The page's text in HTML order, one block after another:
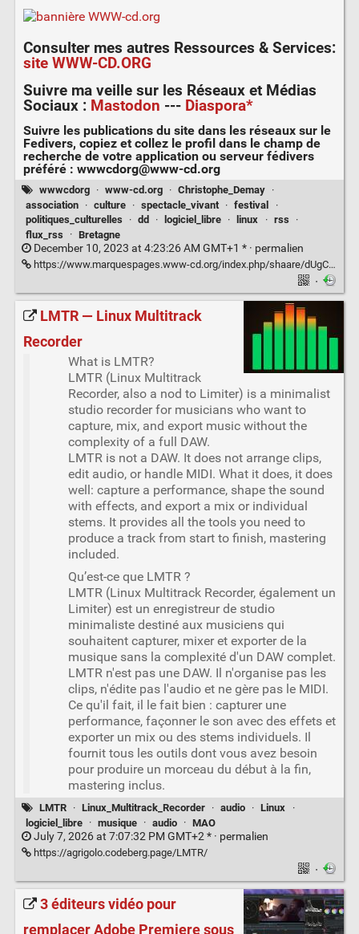
Consulter mes autres Ressources & Services:
site WWW-CD.ORG
Suivre ma veille sur les Réseaux et Médias
Sociaux: Mastodon --- Diaspora*
Suivre les publications du site dans les réseaux sur le
Fedivers, copiez et collez le profil dans le champ de
recherche de votre application ou serveur fédivers
préféré : wwwcdorg@www-cd.org
wwwcdorg · www-cd.org · Christophe_Demay ·
association
· culture · spectacle_vivant · festival
·
politiques_culturelles
· dd · logiciel_libre · linux · rss
·
flux_rss
· Bretagne
December 10, 2023 at 4:23:26 AM GMT+1 * · permalien
https://www.marquespages.www-cd.org/index.php/shaare/dUgCxQ
·
LMTR — Linux Multitrack
Recorder
What is LMTR?
LMTR (Linux Multitrack
Recorder, also a nod to Limiter) is a minimalist
studio recorder for musicians who want to
capture, mix, and export music without the
complexity of a full DAW.
LMTR is not a DAW. It does not arrange clips,
edit audio, or handle MIDI. What it does, it does
well: capture a performance, shape the sound
with effects, and export a mix or individual
stems. It provides all the tools you need to
produce a track from start to finish, mastering
included.
Qu’est-ce que LMTR ?
LMTR (Linux Multitrack Recorder, également un
Limiter) est un enregistreur de studio
minimaliste destiné aux musiciens qui
souhaitent capturer, mixer et exporter de la
musique sans la complexité d'un DAW complet.
LMTR n'est pas une DAW. Il n'organise pas les
clips, n'édite pas l'audio et ne gère pas le MIDI.
Ce qu'il fait, il le fait bien : capturer une
performance, façonner le son avec des effets et
exporter un mix ou des stems individuels. Il
fournit tous les outils dont vous avez besoin
pour produire un morceau du début à la fin,
mastering inclus.
LMTR · Linux_Multitrack_Recorder · audio · Linux
·
logiciel_libre
· musique · audio · MAO
July 7, 2026 at 7:07:32 PM GMT+2 * · permalien
https://agrigolo.codeberg.page/LMTR/
·
3 éditeurs vidéo pour
remplacer Adobe Premiere sous